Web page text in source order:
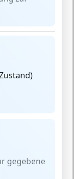
gegebene